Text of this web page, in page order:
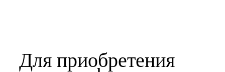
Для приобретения